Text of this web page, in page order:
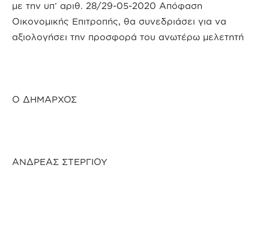
με την υπ’ αριθ. 28/29-05-2020 Απόφαση
Οικονομικής Επιτροπής, θα συνεδριάσει για να
αξιολογήσει την προσφορά του ανωτέρω μελετητή
Ο ΔΗΜΑΡΧΟΣ
ΑΝΔΡΕΑΣ ΣΤΕΡΓΙΟΥ